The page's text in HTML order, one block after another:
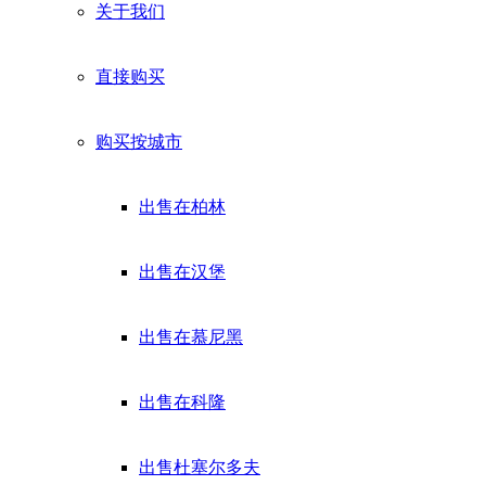
关于我们
直接购买
购买按城市
出售在柏林
出售在汉堡
出售在慕尼黑
出售在科隆
出售杜塞尔多夫